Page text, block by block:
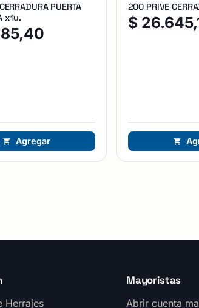
PUERTA
x1u.
Agregar
200 PRIVE
$
Herrajes
Mayoristas
Abrir cuenta